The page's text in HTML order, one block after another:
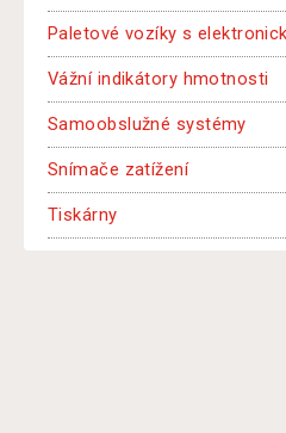
Paletové vozíky s
Vážní indikátory hmotnosti
Samoobslužné systémy
Snímače zatížení
Tiskárny